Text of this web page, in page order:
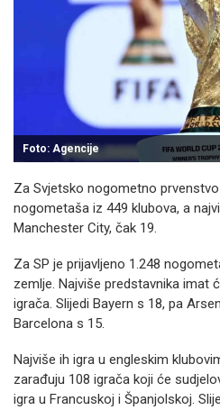
Foto: Agencije
Za Svjetsko nogometno
nogometaša iz 449 klubova, a
Manchester City, čak 19.
Za SP je prijavljeno 1.248
zemlje. Najviše predstavnika imat
igrača. Slijedi Bayern s 18, pa
Barcelona s 15.
Najviše ih igra u engleskim
zarađuju 108 igrača koji će
igra u Francuskoj i Španjolskoj.